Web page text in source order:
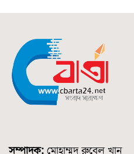
সম্পাদক: মোহাম্মদ রুবেল খান